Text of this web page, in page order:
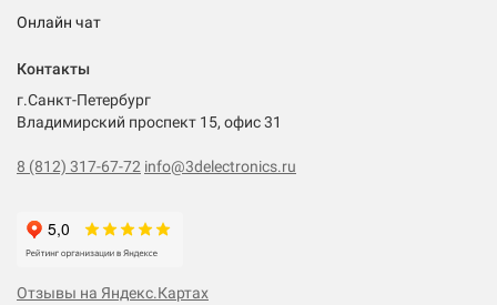
Онлайн чат
Контакты
г.Санкт-Петербург
Владимирский проспект 15, офис 31
8 (812) 317-67-72 info@3delectronics.ru
Отзывы на Яндекс.Картах